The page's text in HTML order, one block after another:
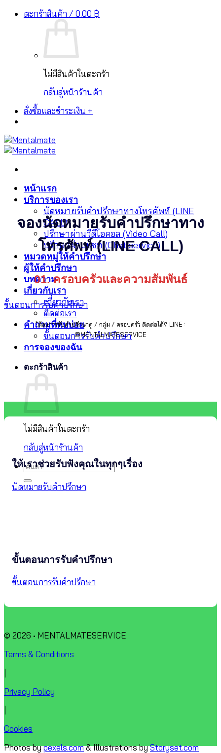
Skip
ตะกร้าสินค้า / 0.00 ฿
ไม่มีสินค้าในตะกร้า
กลับสู่หน้าร้านค้า
สั่งซื้อและชำระเงิน +
หน้าแรก
บริการของเรา
นัดหมายรับคำปรึกษาทางโทรศัพท์ (LINE
CALL)
ปรึกษาผ่านวีดีโอคอล (Video Call)
ปรึกษาผ่านแชท (Chat service)
หมวดหมู่ให้คำปรึกษา
ผู้ให้คำปรึกษา
บทความ
เกี่ยวกับเรา
เกี่ยวกับเรา
ติดต่อเรา
คำถามที่พบบ่อย
ขั้นตอนการรับคำปรึกษา
การจองของฉัน
ตะกร้าสินค้า
ไม่มีสินค้าในตะกร้า
กลับสู่หน้าร้านค้า
ค้นหา:
จองนัดหมายรับคำปรึกษาทาง
โทรศัพท์ (LINE CALL)
01. ครอบครัวและความสัมพันธ์
ขั้นตอนการรับคำปรึกษา
*ต้องการรับคำปรึกษาคู่ / กลุ่ม / ครอบครัว ติดต่อได้ที่ LINE :
@MENTALMATESERVICE
ให้เราช่วยรับฟังคุณในทุกๆเรื่อง
นัดหมายรับคำปรึกษา
ขั้นตอนการรับคำปรึกษา
ขั้นตอนการรับคำปรึกษา
© 2026 • MENTALMATESERVICE
Terms & Conditions
|
Privacy Policy
Cookies
Photos bypexels.com& Illustrations byStoryset.com
ระบบชำระเงินรองรับ PromptPay, บัตรเครดิต และ
ช่องทางอื่นๆ